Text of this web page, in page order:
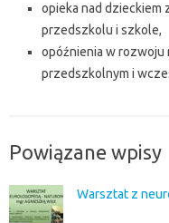
opieka nad dzieckiem
przedszkolu i szkole,
opóźnienia w rozwoju
przedszkolnym i
Powiązane wpisy
Warsztat z